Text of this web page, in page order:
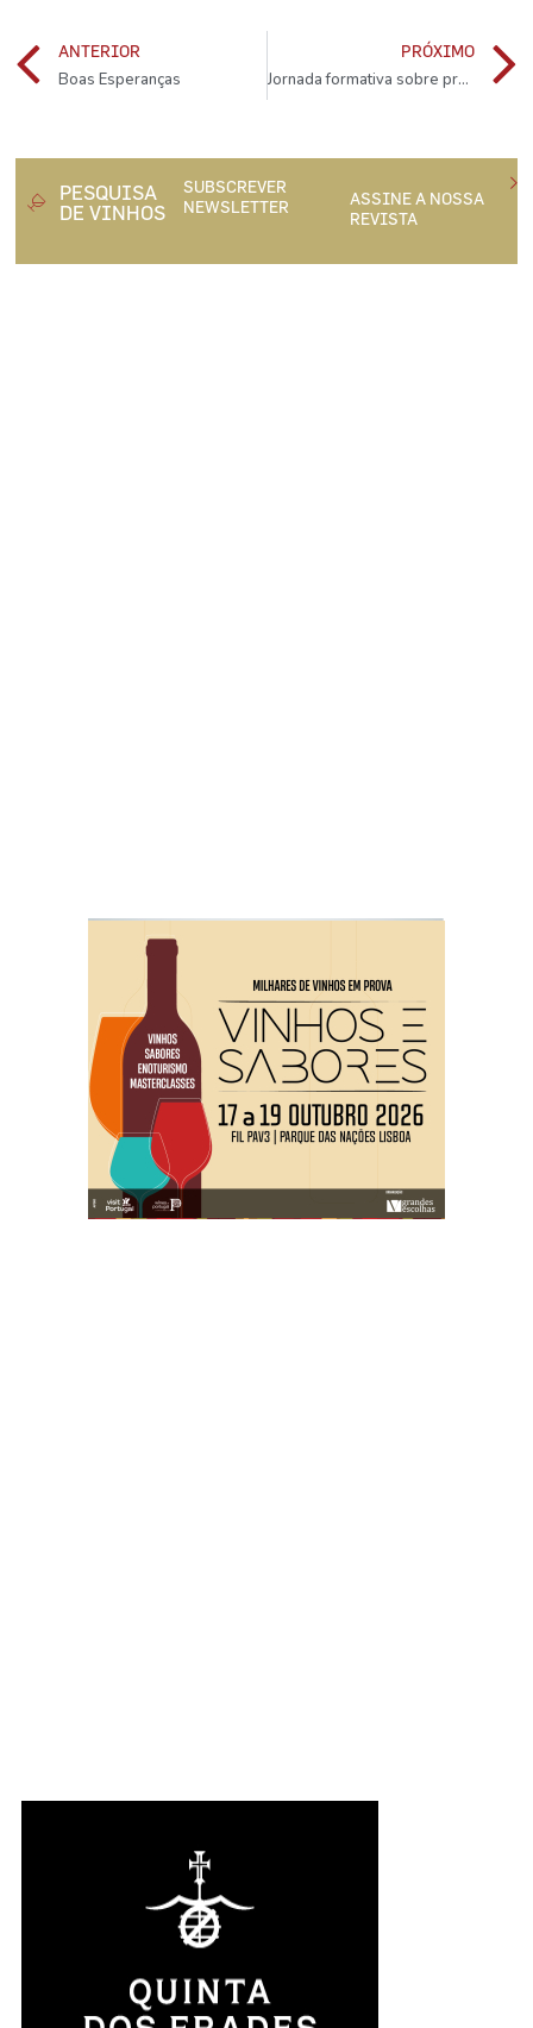
ANTERIOR
Boas Esperanças
PRÓXIMO
Jornada formativa sobre protecção da vinha decorreu em Almeirim
PESQUISA
DE VINHOS
SUBSCREVER
NEWSLETTER
ASSINE A NOSSA
REVISTA